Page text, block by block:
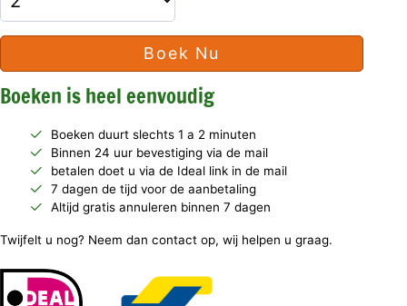
Boek Nu
Boeken is heel eenvoudig
Boeken duurt slechts 1 a 2 minuten
Binnen 24 uur bevestiging via de mail
betalen doet u via de Ideal link in de mail
7 dagen de tijd voor de aanbetaling
Altijd gratis annuleren binnen 7 dagen
Twijfelt u nog? Neem dan contact op, wij helpen u graag.